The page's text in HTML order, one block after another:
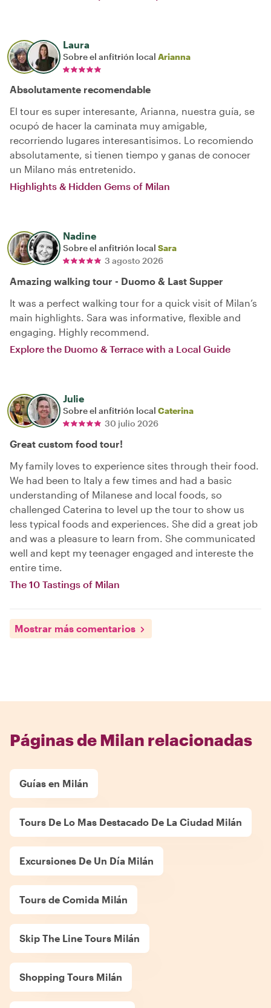
Laura
Sobre el anfitrión local Arianna
Absolutamente recomendable
El tour es super interesante, Arianna, nuestra guía, se
ocupó de hacer la caminata muy amigable,
recorriendo lugares interesantisimos. Lo recomiendo
absolutamente, si tienen tiempo y ganas de conocer
un Milano más entretenido.
Highlights & Hidden Gems of Milan
Nadine
Sobre el anfitrión local Sara
3 agosto 2026
Amazing walking tour - Duomo & Last Supper
It was a perfect walking tour for a quick visit of Milan’s
main highlights. Sara was informative, flexible and
engaging. Highly recommend.
Explore the Duomo & Terrace with a Local Guide
Julie
Sobre el anfitrión local Caterina
30 julio 2026
Great custom food tour!
My family loves to experience sites through their food.
We had been to Italy a few times and had a basic
understanding of Milanese and local foods, so
challenged Caterina to level up the tour to show us
less typical foods and experiences. She did a great job
and was a pleasure to learn from. She communicated
well and kept my teenager engaged and intereste the
entire time.
The 10 Tastings of Milan
Mostrar más comentarios
Páginas de Milan relacionadas
Guías en Milán
Tours De Lo Mas Destacado De La Ciudad Milán
Excursiones De Un Día Milán
Tours de Comida Milán
Skip The Line Tours Milán
Shopping Tours Milán